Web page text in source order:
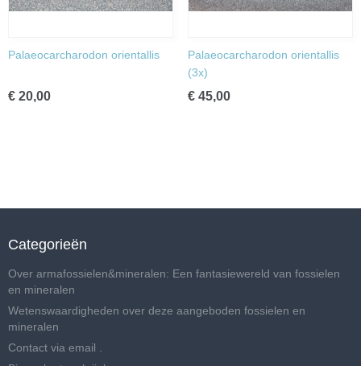
Palaeocarcharodon orientallis
€ 20,00
Palaeocarcharodon orientallis
(3x)
€ 45,00
Categorieën
Over armafossielen&mineralen: Een fantasiewereld van fossielen
en mineralen
Wetenswaardigheden over deze aangeboden fossielen en
mineralen
Contact via email .